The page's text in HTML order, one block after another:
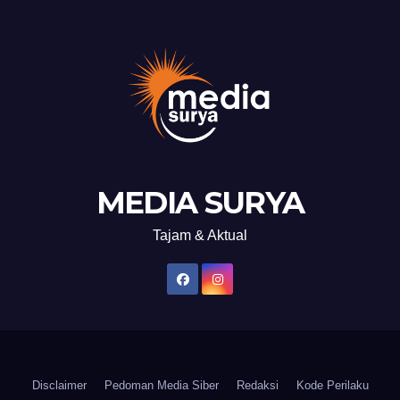
MEDIA SURYA
Tajam & Aktual
Disclaimer Pedoman Media Siber Redaksi Kode Perilaku